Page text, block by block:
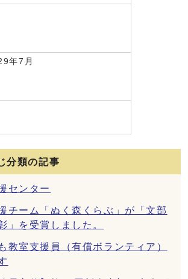
年7月
分類の記事
センター
チーム「ぬく森くらぶ」が「文部
」を受賞しました。
教室支援員（有償ボランティア）